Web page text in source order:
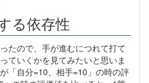
る依存性
たので、手が進むにつれて打て
ていくかを見てみたいと思いま
「自分=10、相手=10」の時の評